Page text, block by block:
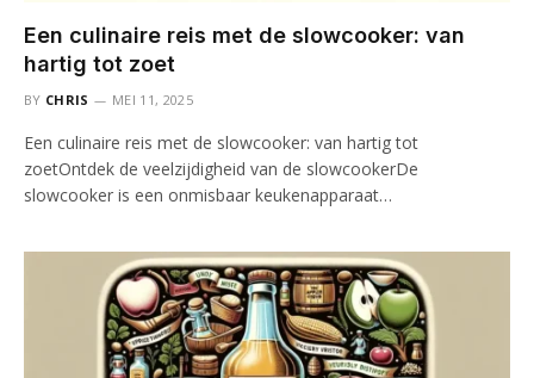
Een culinaire reis met de slowcooker: van
hartig tot zoet
BY CHRIS MEI 11, 2025
Een culinaire reis met de slowcooker: van hartig tot
zoetOntdek de veelzijdigheid van de slowcookerDe
slowcooker is een onmisbaar keukenapparaat…